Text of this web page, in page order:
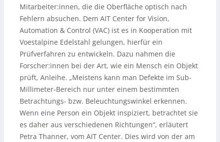
Mitarbeiter:innen, die die Oberfläche optisch nach
Fehlern absuchen. Dem AIT Center for Vision,
Automation & Control (VAC) ist es in Kooperation mit
Voestalpine Edelstahl gelungen, hierfür ein
Prüfverfahren zu entwickeln. Dazu nahmen die
Forscher:innen bei der Art, wie ein Mensch ein Objekt
prüft, Anleihe. „Meistens kann man Defekte im Sub-
Millimeter-Bereich nur unter einem bestimmten
Betrachtungs- bzw. Beleuchtungswinkel erkennen.
Wenn eine Person ein Objekt inspiziert, betrachtet sie
es daher aus verschiedenen Richtungen“, erläutert
Petra Thanner, vom AIT Center. Dies wird von der am